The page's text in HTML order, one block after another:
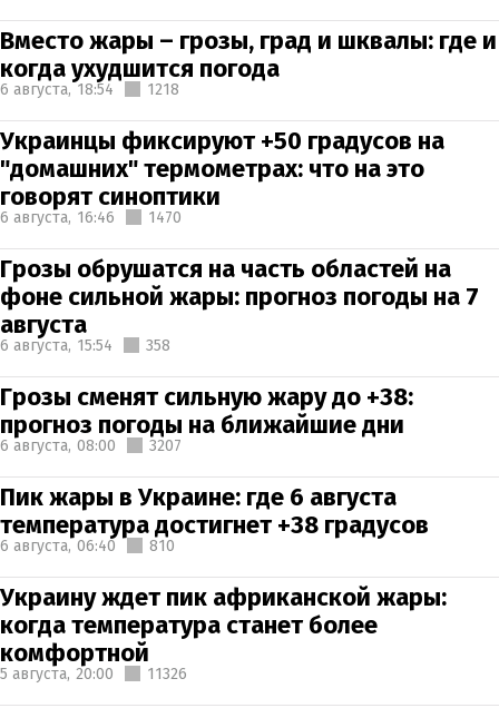
Вместо жары – грозы, град и шквалы: где и
когда ухудшится погода
6 августа, 18:54 1218
Украинцы фиксируют +50 градусов на
"домашних" термометрах: что на это
говорят синоптики
6 августа, 16:46 1470
Грозы обрушатся на часть областей на
фоне сильной жары: прогноз погоды на 7
августа
6 августа, 15:54 358
Грозы сменят сильную жару до +38:
прогноз погоды на ближайшие дни
6 августа, 08:00 3207
Пик жары в Украине: где 6 августа
температура достигнет +38 градусов
6 августа, 06:40 810
Украину ждет пик африканской жары:
когда температура станет более
комфортной
5 августа, 20:00 11326